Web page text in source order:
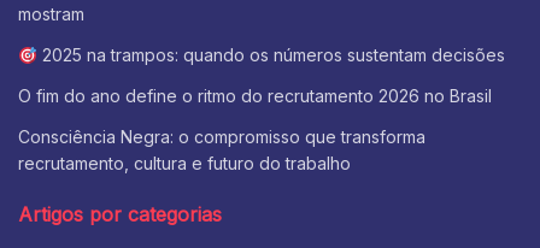
mostram
2025 na trampos: quando os números sustentam decisões
O fim do ano define o ritmo do recrutamento 2026 no Brasil
Consciência Negra: o compromisso que transforma
recrutamento, cultura e futuro do trabalho
Artigos por categorias